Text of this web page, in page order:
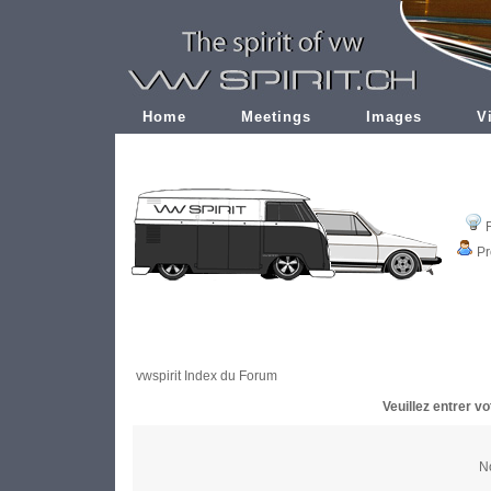
Home Meetings Images
vwspirit Index du Forum
Veuillez entrer